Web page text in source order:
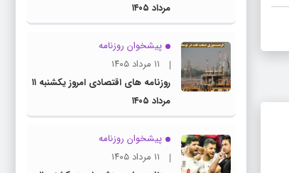
مرداد ۱۴۰۵
پیشخوان روزنامه
۱۱ مرداد ۱۴۰۵
روزنامه های اقتصادی امروز یکشنبه ۱۱
مرداد ۱۴۰۵
پیشخوان روزنامه
۱۱ مرداد ۱۴۰۵